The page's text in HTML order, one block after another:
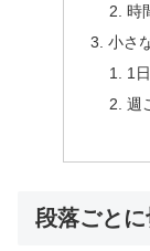
時
小さ
1
週
段落ごと